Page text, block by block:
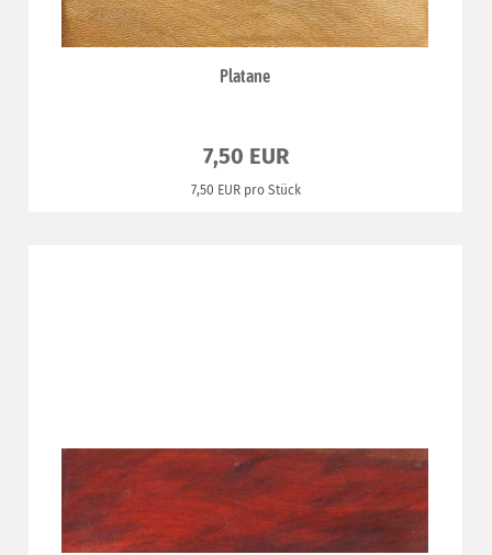
Platane
7,50 EUR
7,50 EUR pro Stück